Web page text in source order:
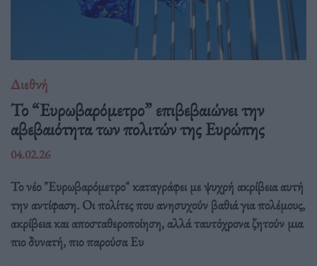
Διεθνή
Το “Ευρωβαρόμετρο” επιβεβαιώνει την
αβεβαιότητα των πολιτών της Ευρώπης
04.02.26
Το νέο "Ευρωβαρόμετρο" καταγράφει με ψυχρή ακρίβεια αυτή
την αντίφαση. Oι πολίτες που ανησυχούν βαθιά για πολέμους,
ακρίβεια και αποσταθεροποίηση, αλλά ταυτόχρονα ζητούν μια
πιο δυνατή, πιο παρούσα Ευ